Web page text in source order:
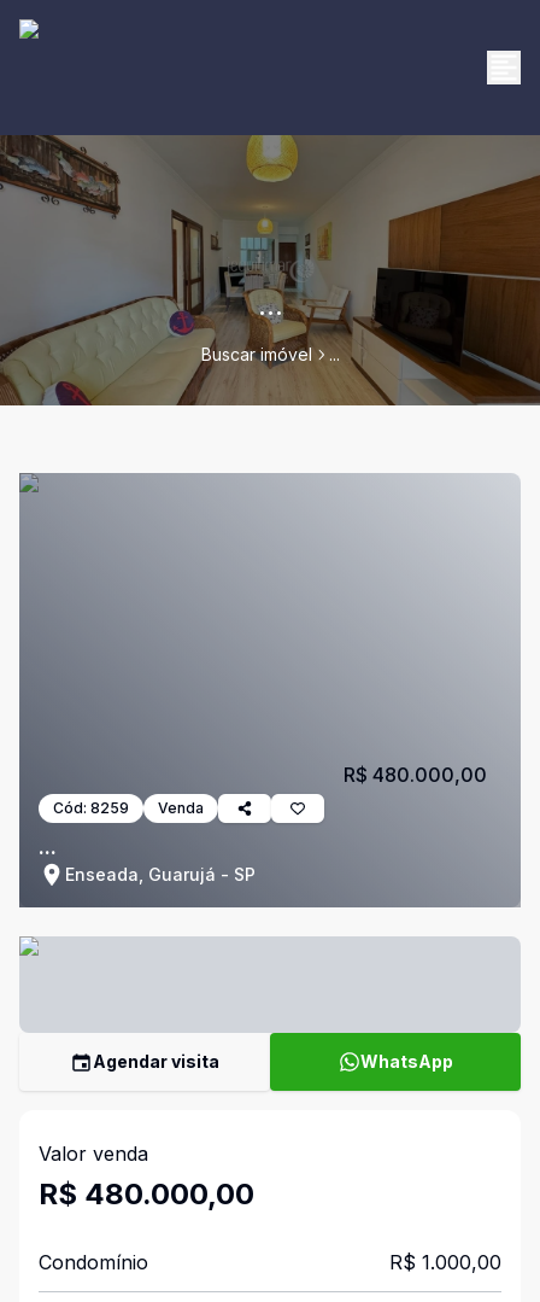
...
Buscar imóvel ...
Cód: 8259 Venda
...
Enseada, Guarujá - SP
R$ 480.000,00
Agendar visita WhatsApp
Valor venda
R$ 480.000,00
Condomínio R$ 1.000,00